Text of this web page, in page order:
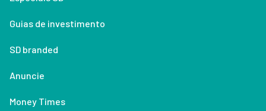
Guias de investimento
SD branded
Anuncie
Money Times